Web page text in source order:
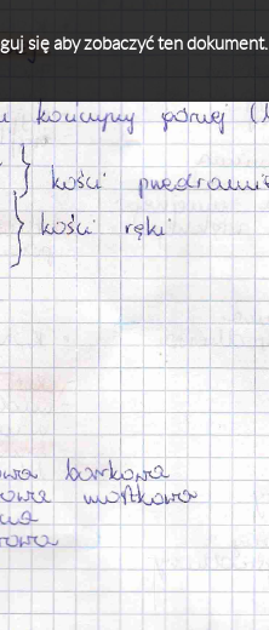
się aby zobaczyć ten dokument.